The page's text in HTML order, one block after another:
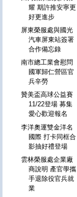
耀 期許推安寧更
好更進步
屏東榮服處與國光
汽車屏東站簽署
合作備忘錄
南市總工業會慰問
國軍歸仁營區官
兵辛勞
贊美盃高球公益賽
11/22登場 募集
愛心歡迎報名
李洋奧運雙金洋名
國際 打卡同框合
影抽好禮登場
雲林榮服處企業廠
商說明 產官學攜
手退除役官兵就
業